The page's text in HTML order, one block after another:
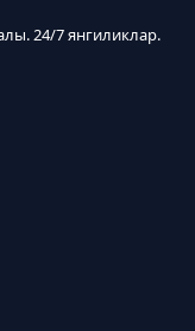
24/7 янгиликлар.